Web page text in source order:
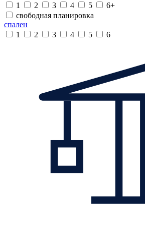
1
2 3 4 5
6+
свободная планировка
спален
1
2 3 4 5 6